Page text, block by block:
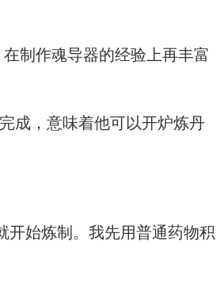
制作魂导器的经验上再丰富
成，意味着他可以开炉炼丹
始炼制。我先用普通药物积